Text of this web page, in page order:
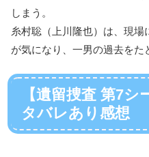
しまう。
糸村聡（上川隆也）は、現
が気になり、一男の過去をた
【遺留捜査 第7
タバレあり感想